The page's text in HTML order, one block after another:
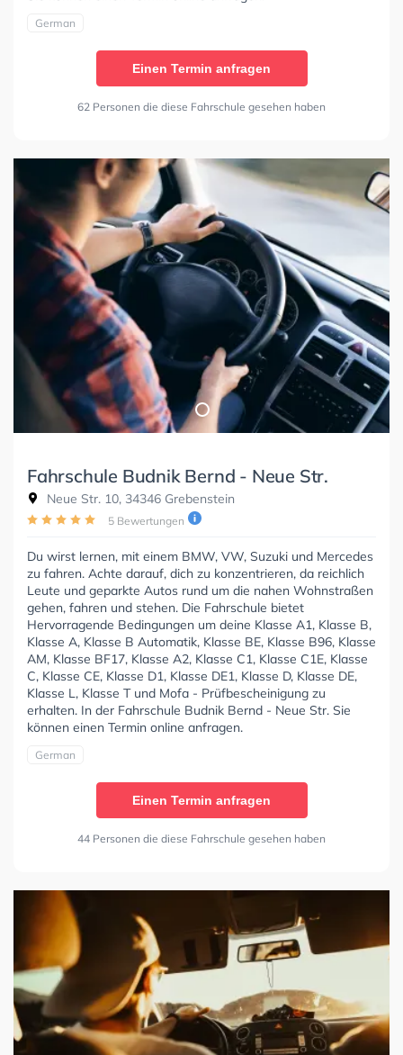
German
Einen Termin anfragen
62 Personen die diese Fahrschule gesehen haben
Fahrschule Budnik Bernd - Neue Str.
Neue Str. 10, 34346 Grebenstein
5 Bewertungen
Du wirst lernen, mit einem BMW, VW, Suzuki und Mercedes
zu fahren. Achte darauf, dich zu konzentrieren, da reichlich
Leute und geparkte Autos rund um die nahen Wohnstraßen
gehen, fahren und stehen. Die Fahrschule bietet
Hervorragende Bedingungen um deine Klasse A1, Klasse B,
Klasse A, Klasse B Automatik, Klasse BE, Klasse B96, Klasse
AM, Klasse BF17, Klasse A2, Klasse C1, Klasse C1E, Klasse
C, Klasse CE, Klasse D1, Klasse DE1, Klasse D, Klasse DE,
Klasse L, Klasse T und Mofa - Prüfbescheinigung zu
erhalten. In der Fahrschule Budnik Bernd - Neue Str. Sie
können einen Termin online anfragen.
German
Einen Termin anfragen
44 Personen die diese Fahrschule gesehen haben